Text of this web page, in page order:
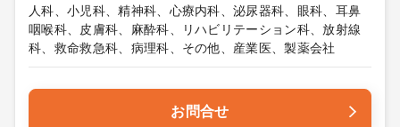
人科、小児科、精神科、心療内科、泌尿器科、眼科、耳鼻
咽喉科、皮膚科、麻酔科、リハビリテーション科、放射線
科、救命救急科、病理科、その他、産業医、製薬会社
お問合せ